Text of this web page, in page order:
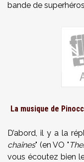
bande de
La musique de
D’abord, il y a la
chaînes" (en VO "
vous écoutez bien